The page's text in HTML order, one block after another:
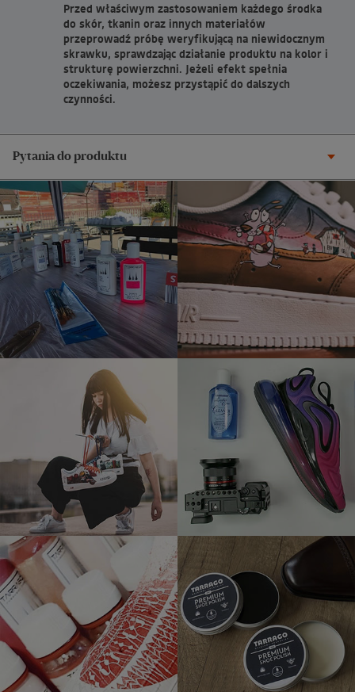
Przed właściwym zastosowaniem każdego środka
do skór, tkanin oraz innych materiałów
przeprowadź próbę weryfikującą na niewidocznym
skrawku, sprawdzając działanie produktu na kolor i
strukturę powierzchni. Jeżeli efekt spełnia
oczekiwania, możesz przystąpić do dalszych
czynności.
Pytania do produktu